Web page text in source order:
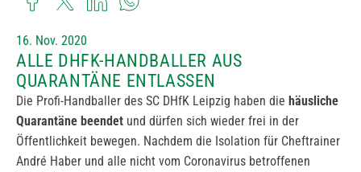
16. Nov. 2020
ALLE DHFK-HANDBALLER AUS
QUARANTÄNE ENTLASSEN
Die Profi-Handballer des SC DHfK Leipzig haben die häusliche
Quarantäne beendet und dürfen sich wieder frei in der
Öffentlichkeit bewegen. Nachdem die Isolation für Cheftrainer
André Haber und alle nicht vom Coronavirus betroffenen